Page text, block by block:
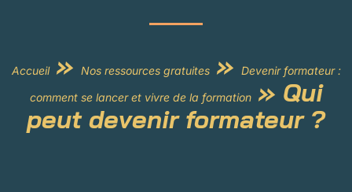
Accueil» Nos ressources gratuites» Devenir formateur :
comment se lancer et vivre de la formation» Qui
peut devenir formateur ?